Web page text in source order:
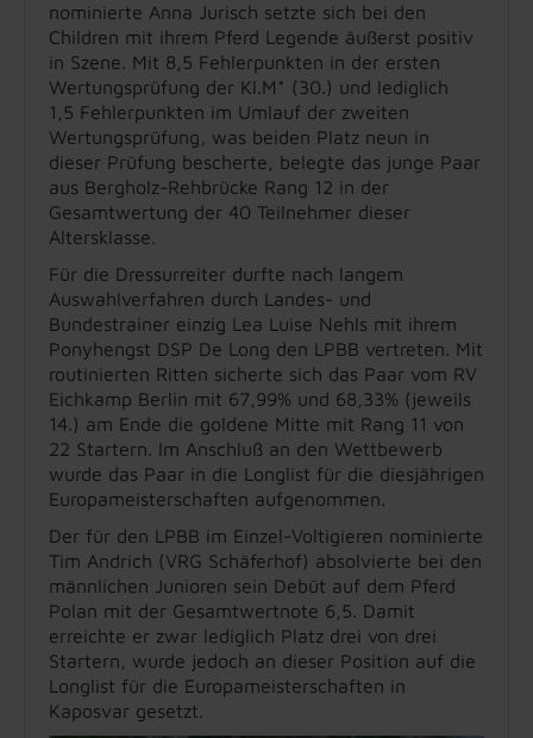
nominierte Anna Jurisch setzte sich bei den
Children mit ihrem Pferd Legende äußerst positiv
in Szene. Mit 8,5 Fehlerpunkten in der ersten
Wertungsprüfung der Kl.M* (30.) und lediglich
1,5 Fehlerpunkten im Umlauf der zweiten
Wertungsprüfung, was beiden Platz neun in
dieser Prüfung bescherte, belegte das junge Paar
aus Bergholz-Rehbrücke Rang 12 in der
Gesamtwertung der 40 Teilnehmer dieser
Altersklasse.
Für die Dressurreiter durfte nach langem
Auswahlverfahren durch Landes- und
Bundestrainer einzig Lea Luise Nehls mit ihrem
Ponyhengst DSP De Long den LPBB vertreten. Mit
routinierten Ritten sicherte sich das Paar vom RV
Eichkamp Berlin mit 67,99% und 68,33% (jeweils
14.) am Ende die goldene Mitte mit Rang 11 von
22 Startern. Im Anschluß an den Wettbewerb
wurde das Paar in die Longlist für die diesjährigen
Europameisterschaften aufgenommen.
Der für den LPBB im Einzel-Voltigieren nominierte
Tim Andrich (VRG Schäferhof) absolvierte bei den
männlichen Junioren sein Debüt auf dem Pferd
Polan mit der Gesamtwertnote 6,5. Damit
erreichte er zwar lediglich Platz drei von drei
Startern, wurde jedoch an dieser Position auf die
Longlist für die Europameisterschaften in
Kaposvar gesetzt.